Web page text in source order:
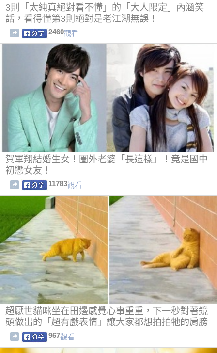
3則「太純真絕對看不懂」的「大人限定」內涵笑
話，看得懂第3則絕對是老江湖無誤！
2460觀看
賀軍翔結婚生女！圈外老婆「長這樣」！竟是國中
初戀女友！
11783觀看
超厭世貓咪坐在田邊感覺心事重重，下一秒對著鏡
頭做出的「超有戲表情」讓大家都想拍拍牠的肩膀
啊！
967觀看